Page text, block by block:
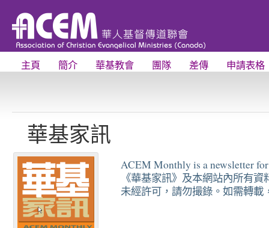
主頁 簡介 華基教會 團隊 差傳 申請表格
華基家訊
ACEM Monthly is a newsletter
《華基家訊》及本網站內所有
未經許可，請勿撮錄。如需轉